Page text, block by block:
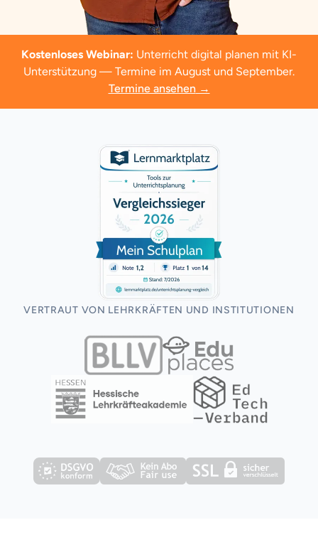
Kostenloses Webinar: Unterricht digital planen mit KI-
Unterstützung — Termine im August und September.
Termine ansehen →
VERTRAUT VON LEHRKRÄFTEN UND INSTITUTIONEN